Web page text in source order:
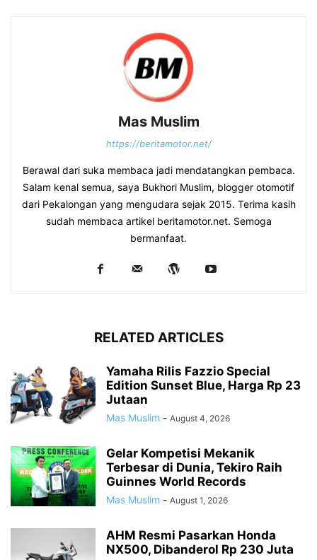
Mas Muslim
https://beritamotor.net/
Berawal dari suka membaca jadi mendatangkan pembaca.
Salam kenal semua, saya Bukhori Muslim, blogger otomotif
dari Pekalongan yang mengudara sejak 2015. Terima kasih
sudah membaca artikel beritamotor.net. Semoga
bermanfaat.
RELATED ARTICLES
Yamaha Rilis Fazzio Special
Edition Sunset Blue, Harga Rp 23
Jutaan
Mas Muslim - August 4, 2026
Gelar Kompetisi Mekanik
Terbesar di Dunia, Tekiro Raih
Guinnes World Records
Mas Muslim - August 1, 2026
AHM Resmi Pasarkan Honda
NX500, Dibanderol Rp 230 Juta